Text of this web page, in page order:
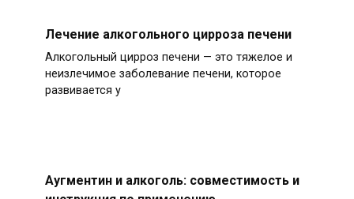
Лечение алкогольного цирроза печени
Алкогольный цирроз печени — это тяжелое и
неизлечимое заболевание печени, которое
развивается у
Аугментин и алкоголь: совместимость и